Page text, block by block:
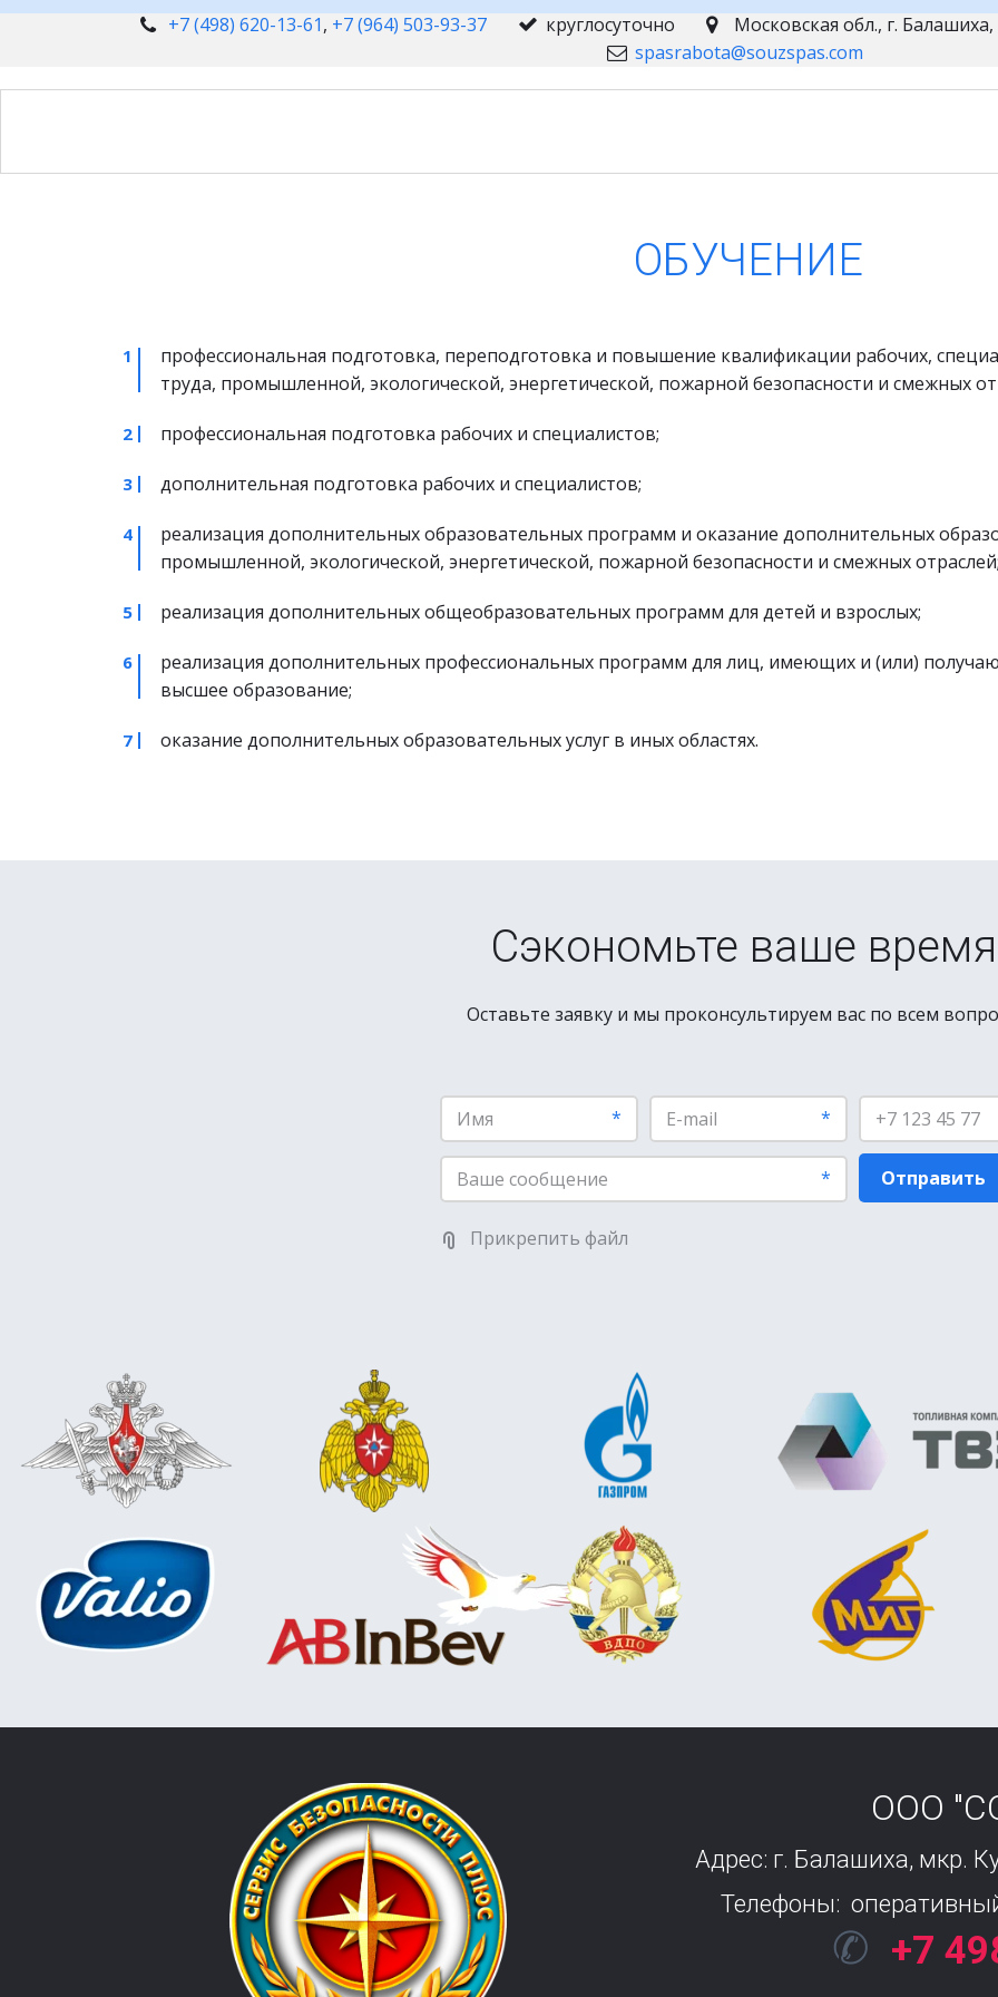
+7 (498) 620-13-61, +7 (964) 503-93-37 круглосуточно Московская обл., г. Балашиха,
spasrabota@souzspas.com
ОБУЧЕНИЕ
профессиональная подготовка, переподготовка и повышение квалификации рабочих,
труда, промышленной, экологической, энергетической, пожарной безопасности и смежных
профессиональная подготовка рабочих и специалистов;
дополнительная подготовка рабочих и специалистов;
реализация дополнительных образовательных программ и оказание дополнительных
промышленной, экологической, энергетической, пожарной безопасности и смежных
реализация дополнительных общеобразовательных программ для детей и взрослых;
реализация дополнительных профессиональных программ для лиц, имеющих и (или)
высшее образование;
оказание дополнительных образовательных услуг в иных областях.
Сэкономьте ваше
Оставьте заявку и мы проконсультируем вас по всем
* *
* Отправить
Прикрепить файл
ООО
Адрес: г. Балашиха, мкр.
Телефоны:
✆ +7